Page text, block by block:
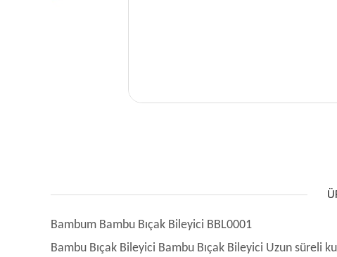
Bambum Bambu Bıçak Bileyici BBL0001
Bambu Bıçak Bileyici Bambu Bıçak Bileyici Uzun süreli